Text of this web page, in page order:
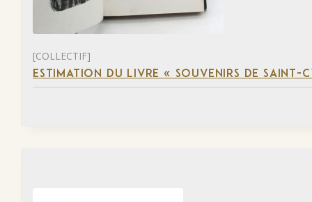
[COLLECTIF]
ESTIMATION DU LIVRE « SOUVENIRS DE SAINT-